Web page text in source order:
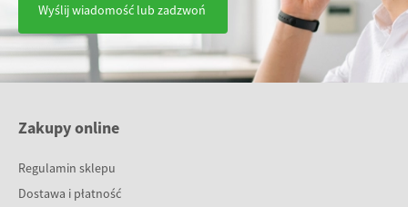
Wyślij wiadomość lub zadzwoń
Zakupy online
Regulamin sklepu
Dostawa i płatność